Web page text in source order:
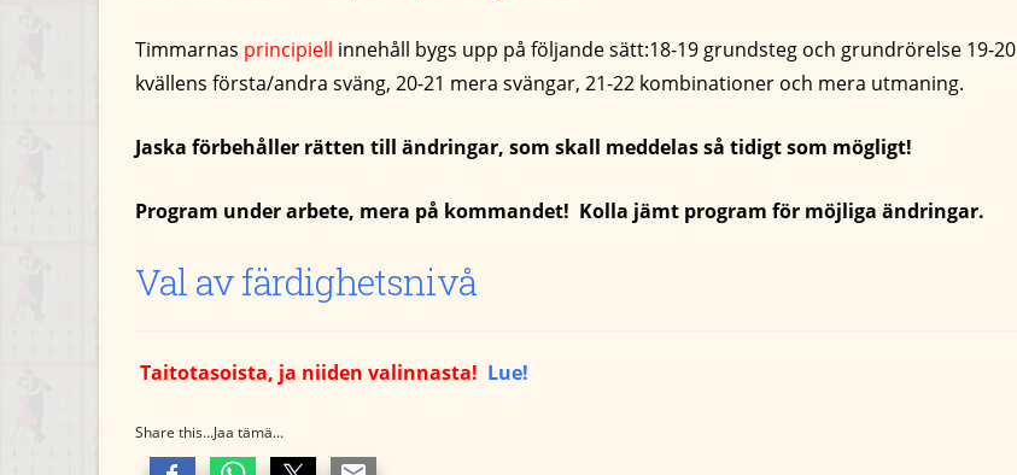
Timmarnas principiell innehåll bygs upp på följande sätt:18-19 grundsteg och grundrörelse 19-20
kvällens första/andra sväng, 20-21 mera svängar, 21-22 kombinationer och mera utmaning.
Jaska förbehåller rätten till ändringar, som skall meddelas så tidigt som mögligt!
Program under arbete, mera på kommandet! Kolla jämt program för möjliga ändringar.
Val av färdighetsnivå
Taitotasoista, ja niiden valinnasta! Lue!
Share this...Jaa tämä...